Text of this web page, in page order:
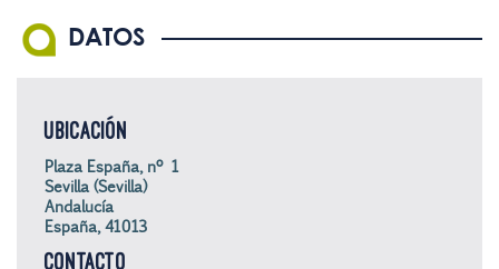
DATOS
UBICACIÓN
Plaza España, nº 1
Sevilla (Sevilla)
Andalucía
España, 41013
CONTACTO